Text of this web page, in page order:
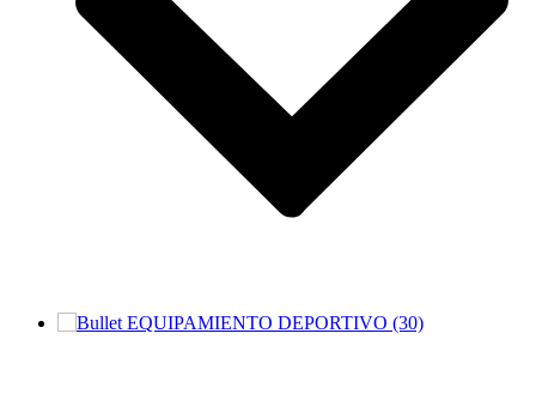
EQUIPAMIENTO DEPORTIVO (30)